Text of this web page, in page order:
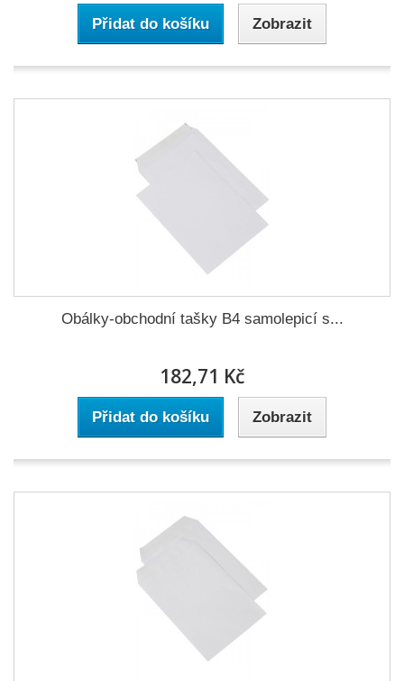
Přidat do košíku Zobrazit
Obálky-obchodní tašky B4 samolepicí s...
182,71 Kč
Přidat do košíku Zobrazit